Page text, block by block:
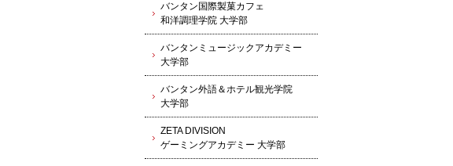
バンタン国際製菓カフェ
和洋調理学院 大学部
バンタンミュージックアカデミー
大学部
バンタン外語＆ホテル観光学院
大学部
ZETA DIVISION
ゲーミングアカデミー 大学部